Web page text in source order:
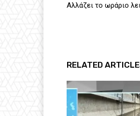
Αλλάζει το ωράριο
RELATED